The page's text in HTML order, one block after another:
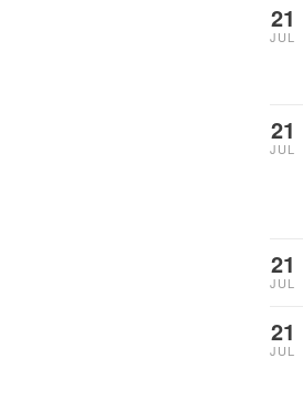
21
JUL
21
JUL
21
JUL
21
JUL